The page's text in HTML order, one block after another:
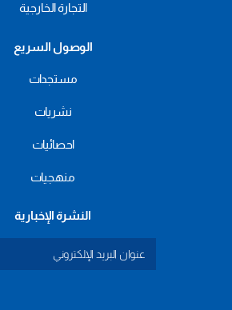
التجارة الخارجية
الوصول السريع
مستجدات
نشريات
احصائيات
منهجيات
النشرة الإخبارية